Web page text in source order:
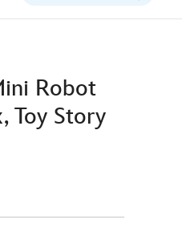
Robot
Toy Story